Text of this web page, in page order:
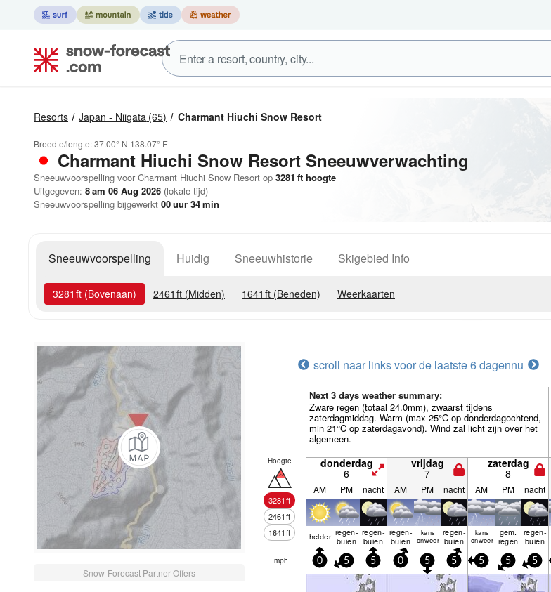
Resorts Japan - Niigata (65) Charmant Hiuchi Snow Resort
Breedte/lengte:37.00° N 138.07° E
Charmant Hiuchi Snow Resort Sneeuwverwachting
Sneeuwvoorspelling voor Charmant Hiuchi Snow Resort op 3281 ft hoogte
Uitgegeven: 8 am 06 Aug 2026 (lokale tijd)
Sneeuwvoorspelling bijgewerkt 00uur 34min
Sneeuwvoorspelling Huidig Sneeuwhistorie Skigebied Info
3281 ft (Bovenaan) 2461 ft (Midden) 1641 ft (Beneden) Weerkaarten
Snow-Forecast Partner Offers
scroll naar links voor de laatste 6 dagennu
Next 3 days weather summary:
Zware regen (totaal 24.0mm), zwaarst tijdens
zaterdagmiddag. Warm (max 25°C op donderdagochtend,
min 21°C op zaterdagavond). Wind zal licht zijn over het
algemeen.
Hoogte
3281ft
2461ft
1641ft
donderdag
6
vrijdag
7
zaterdag
8
AM PM nacht AM PM nacht AM PM nacht
helder regen­
buien
regen­
buien
regen­
buien
kans
onweer
regen­
buien
kans
onweer
gem.
regen
regen­
buien
mph 0 5 5 0 5 5 5 5 5